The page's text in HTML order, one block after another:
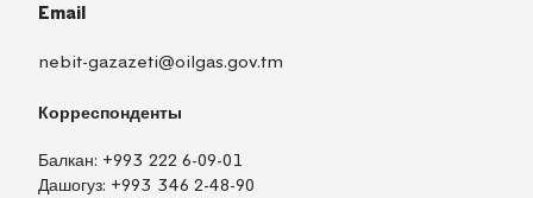
Email
nebit-gazazeti@oilgas.gov.tm
Корреспонденты
Балкан: +993 222 6-09-01
Дашогуз: +993 346 2-48-90